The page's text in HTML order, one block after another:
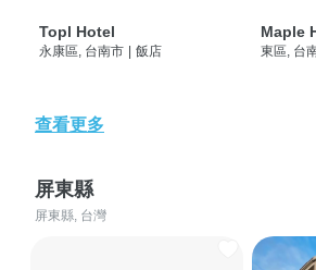
Topl Hotel
永康區, 台南市 | 飯店
Maple
東區, 台
查看更多
屏東縣
屏東縣, 台灣